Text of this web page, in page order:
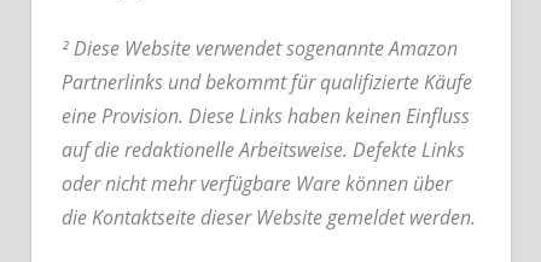
² Diese Website verwendet sogenannte Amazon
Partnerlinks und bekommt für qualifizierte Käufe
eine Provision. Diese Links haben keinen Einfluss
auf die redaktionelle Arbeitsweise. Defekte Links
oder nicht mehr verfügbare Ware können über
die Kontaktseite dieser Website gemeldet werden.